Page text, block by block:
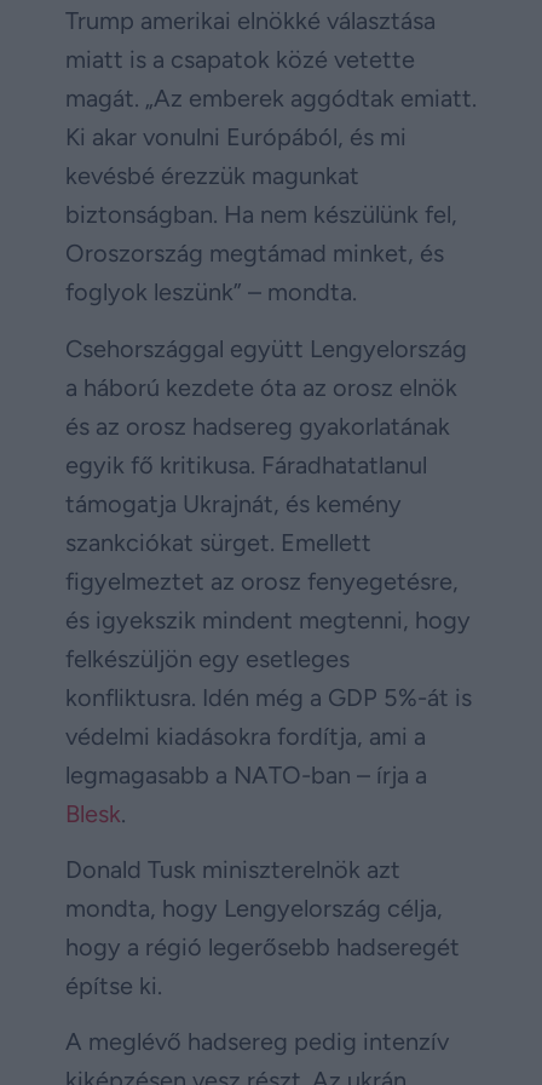
Trump amerikai elnökké választása
miatt is a csapatok közé vetette
magát. „Az emberek aggódtak emiatt.
Ki akar vonulni Európából, és mi
kevésbé érezzük magunkat
biztonságban. Ha nem készülünk fel,
Oroszország megtámad minket, és
foglyok leszünk” – mondta.
Csehországgal együtt Lengyelország
a háború kezdete óta az orosz elnök
és az orosz hadsereg gyakorlatának
egyik fő kritikusa. Fáradhatatlanul
támogatja Ukrajnát, és kemény
szankciókat sürget. Emellett
figyelmeztet az orosz fenyegetésre,
és igyekszik mindent megtenni, hogy
felkészüljön egy esetleges
konfliktusra. Idén még a GDP 5%-át is
védelmi kiadásokra fordítja, ami a
legmagasabb a NATO-ban – írja a
Blesk.
Donald Tusk miniszterelnök azt
mondta, hogy Lengyelország célja,
hogy a régió legerősebb hadseregét
építse ki.
A meglévő hadsereg pedig intenzív